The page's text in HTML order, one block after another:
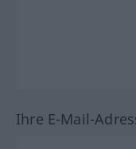
Ihre E-Mail-